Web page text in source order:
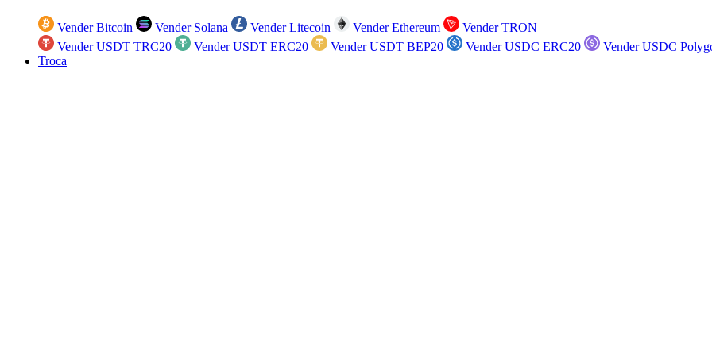
Vender Bitcoin Vender Solana Vender Litecoin Vender Ethereum
Vender TRON
Vender USDT TRC20
Vender USDT ERC20 Vender USDT BEP20 Vender USDC ERC20
Vender USDC
Troca